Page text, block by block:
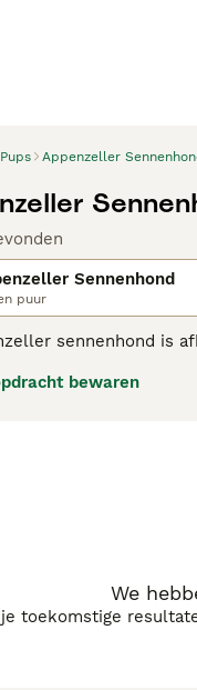
Pups Appenzeller
Sennenhond
puur
sennenhond is
Zij behoren
Appenzeller
bewaren
We
toekomstige